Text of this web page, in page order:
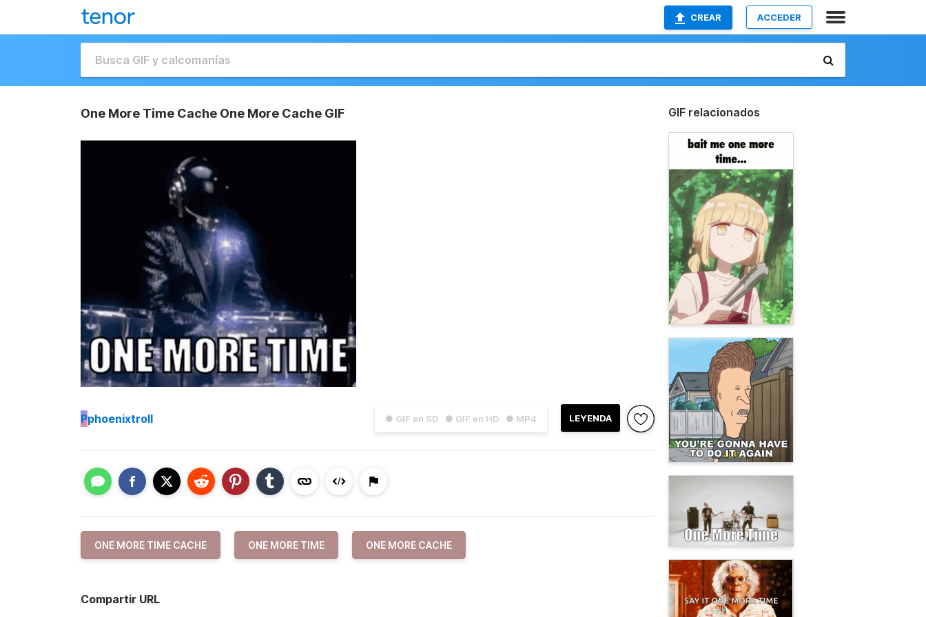
CREAR ACCEDER
One More Time Cache One More Cache GIF
● GIF en SD ● GIF en HD ● MP4 LEYENDA
Pphoenixtroll
ONE MORE TIME CACHE ONE MORE TIME ONE MORE CACHE
Compartir URL
GIF relacionados